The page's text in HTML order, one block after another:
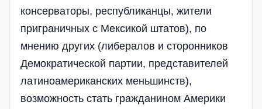
консерваторы, республиканцы, жители
приграничных с Мексикой штатов), по
мнению других (либералов и сторонников
Демократической партии, представителей
латиноамериканских меньшинств),
возможность стать гражданином Америки